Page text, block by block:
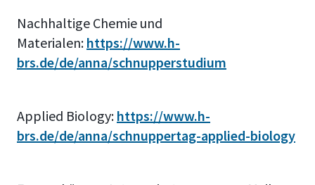
Nachhaltige Chemie und
Materialen: https://www.h-
brs.de/de/anna/schnupperstudium
Applied Biology: https://www.h-
brs.de/de/anna/schnuppertag-applied-biology